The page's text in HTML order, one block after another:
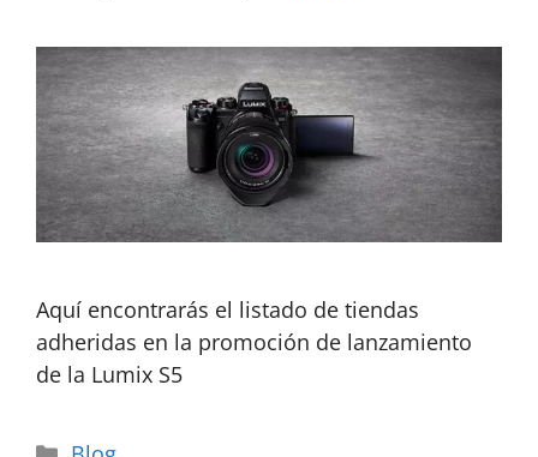
Aquí encontrarás el listado de tiendas
adheridas en la promoción de lanzamiento
de la Lumix S5